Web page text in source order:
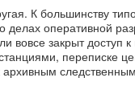
К большинству
оперативной
вовсе закрыт
переписке
архивным